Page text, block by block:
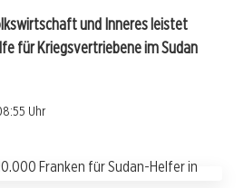
und Inneres leistet
für Kriegsvertriebene im Sudan
Uhr